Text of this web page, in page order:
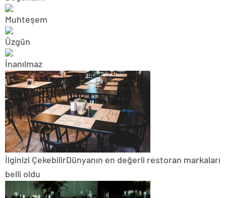
İlginizi ÇekebilirDünyanın en değerli restoran markaları
belli oldu